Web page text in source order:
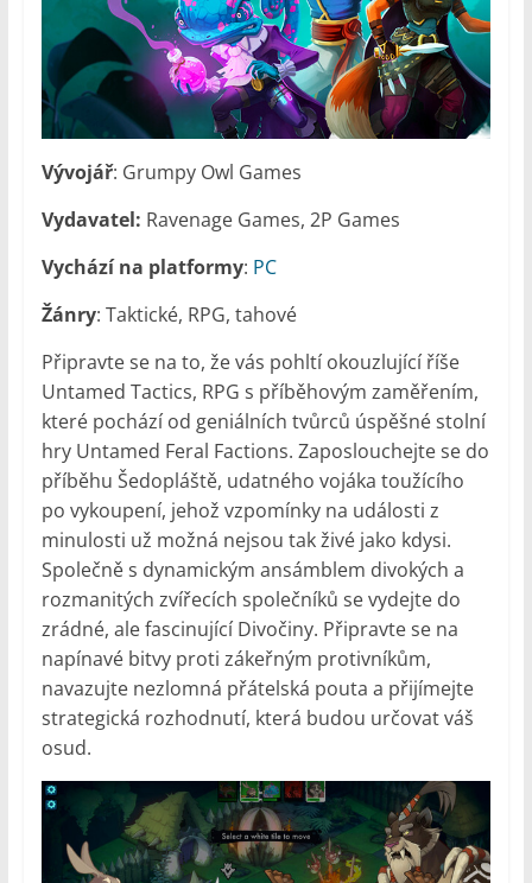
Vývojář: Grumpy Owl Games
Vydavatel: Ravenage Games, 2P Games
Vychází na platformy: PC
Žánry: Taktické, RPG, tahové
Připravte se na to, že vás pohltí okouzlující říše
Untamed Tactics, RPG s příběhovým zaměřením,
které pochází od geniálních tvůrců úspěšné stolní
hry Untamed Feral Factions. Zaposlouchejte se do
příběhu Šedopláště, udatného vojáka toužícího
po vykoupení, jehož vzpomínky na události z
minulosti už možná nejsou tak živé jako kdysi.
Společně s dynamickým ansámblem divokých a
rozmanitých zvířecích společníků se vydejte do
zrádné, ale fascinující Divočiny. Připravte se na
napínavé bitvy proti zákeřným protivníkům,
navazujte nezlomná přátelská pouta a přijímejte
strategická rozhodnutí, která budou určovat váš
osud.